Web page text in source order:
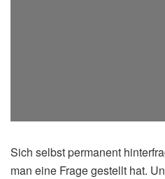
Sich selbst permanent
man eine Frage gestellt hat.